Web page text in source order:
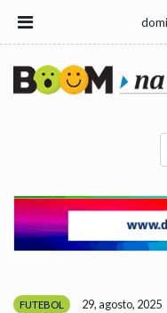
FUTEBOL 29, agosto, 2025